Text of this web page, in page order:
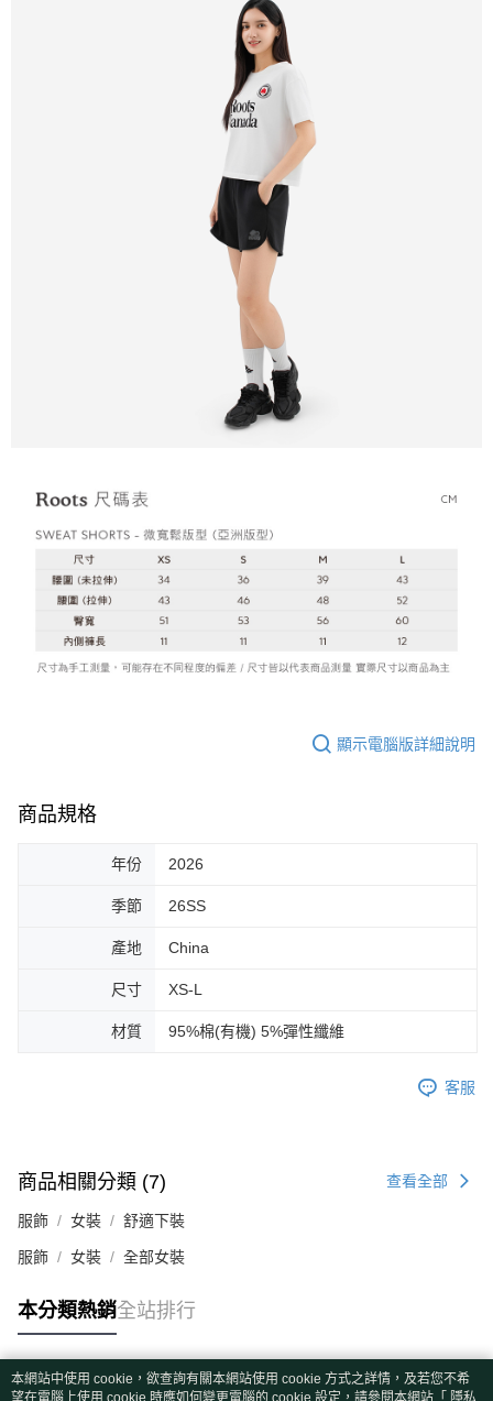
顯示電腦版詳細說明
商品規格
年份 2026
季節 26SS
產地 China
尺寸 XS-L
材質 95%棉(有機) 5%彈性纖維
客服
商品相關分類 (7) 查看全部
服飾 女裝 舒適下裝
服飾 女裝 全部女裝
本分類熱銷全站排行
熱門標籤
本網站中使用 cookie，欲查詢有關本網站使用 cookie 方式之詳情，及若您不希
望在電腦上使用 cookie 時應如何變更電腦的 cookie 設定，請參閱本網站「 隱私